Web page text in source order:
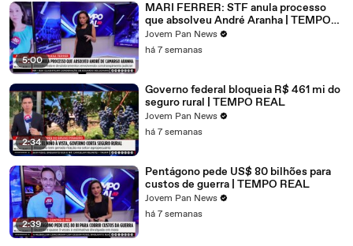
5:00
MARI FERRER: STF anula processo
que absolveu André Aranha | TEMPO
REAL
Jovem Pan News
há 7 semanas
2:34
Governo federal bloqueia R$ 461 mi do
seguro rural | TEMPO REAL
Jovem Pan News
há 7 semanas
2:39
Pentágono pede US$ 80 bilhões para
custos de guerra | TEMPO REAL
Jovem Pan News
há 7 semanas